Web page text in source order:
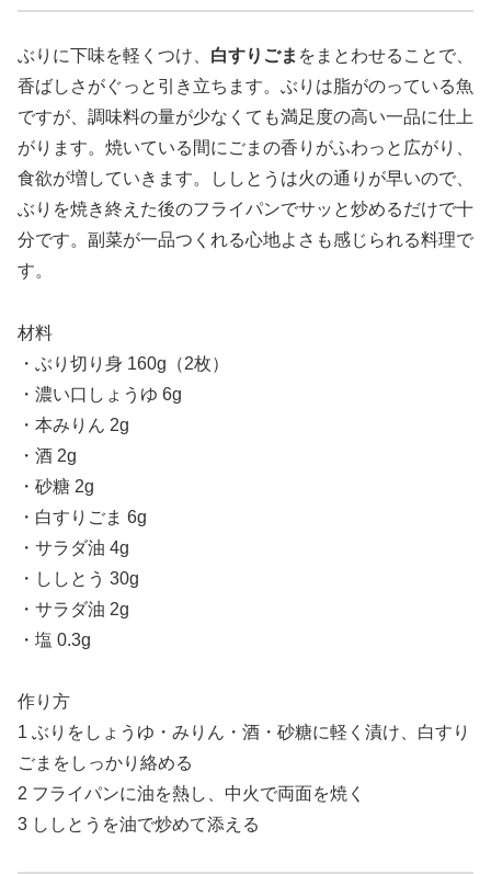
ぶりに下味を軽くつけ、 白すりごま をまとわせることで、
香ばしさがぐっと引き立ちます。ぶりは脂がのっている魚
ですが、調味料の量が少なくても満足度の高い一品に仕上
がります。焼いている間にごまの香りがふわっと広がり、
食欲が増していきます。ししとうは火の通りが早いので、
ぶりを焼き終えた後のフライパンでサッと炒めるだけで十
分です。副菜が一品つくれる心地よさも感じられる料理で
す。
材料
・ぶり切り身 160g（2枚）
・濃い口しょうゆ 6g
・本みりん 2g
・酒 2g
・砂糖 2g
・白すりごま 6g
・サラダ油 4g
・ししとう 30g
・サラダ油 2g
・塩 0.3g
作り方
1 ぶりをしょうゆ・みりん・酒・砂糖に軽く漬け、白すり
ごまをしっかり絡める
2 フライパンに油を熱し、中火で両面を焼く
3 ししとうを油で炒めて添える